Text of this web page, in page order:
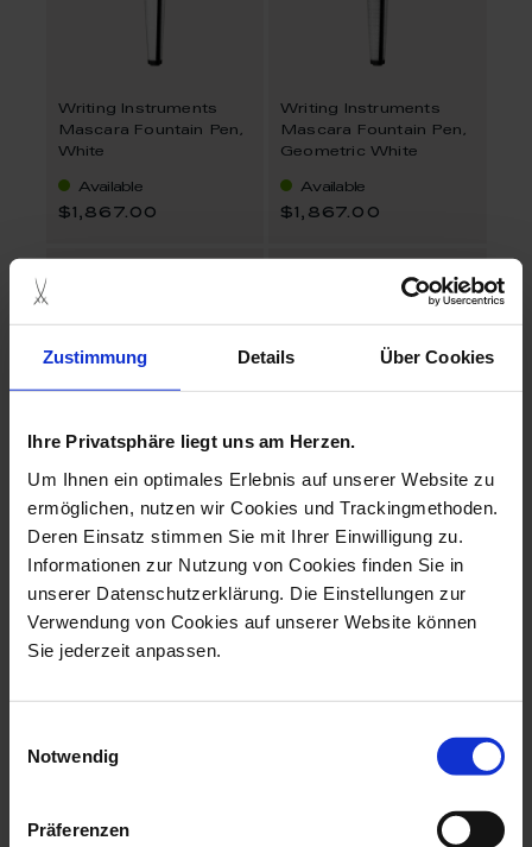
Zustimmung Details Über Cookies
Ihre Privatsphäre liegt uns am Herzen.
Um Ihnen ein optimales Erlebnis auf unserer Website zu
ermöglichen, nutzen wir Cookies und Trackingmethoden.
Deren Einsatz stimmen Sie mit Ihrer Einwilligung zu.
Informationen zur Nutzung von Cookies finden Sie in
unserer Datenschutzerklärung. Die Einstellungen zur
Verwendung von Cookies auf unserer Website können
Sie jederzeit anpassen.
Notwendig
Präferenzen
Writing Instruments
Mascara Fountain Pen,
White
Available
$1,867.00
Writing Instruments
Mascara Fountain Pen,
Geometric White
Available
$1,867.00
Mascara Fountain Pen,
Geometric Black
Available
$1,867.00
Mascara Rollerball,
White with Gold
Available
$1,042.00